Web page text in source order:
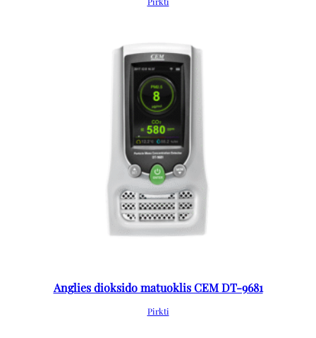
Anglies dioksido matuoklis CEM DT-9681
Pirkti